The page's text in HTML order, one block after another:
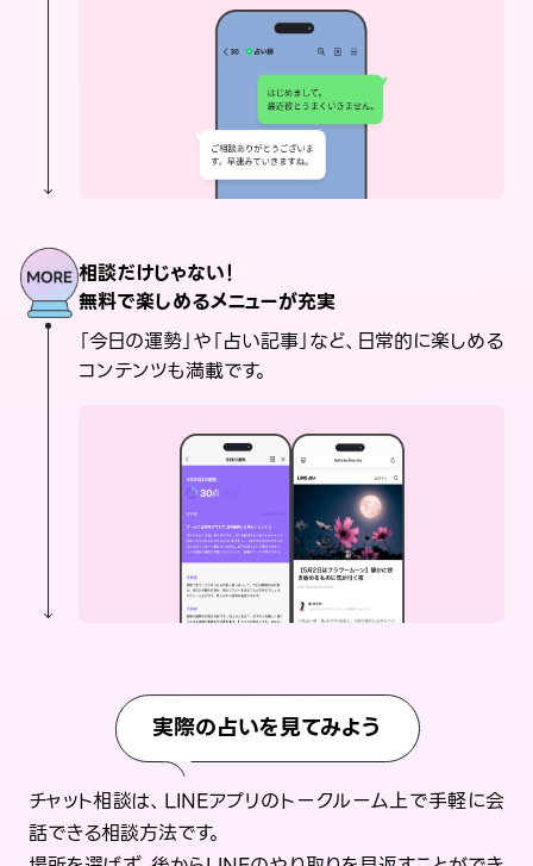
相談だけじゃない！
無料で楽しめるメニューが充実
「今日の運勢」や「占い記事」など、日常的に楽しめる
コンテンツも満載です。
実際の占いを見てみよう
チャット相談は、LINEアプリのトークルーム上で手軽に会
話できる相談方法です。